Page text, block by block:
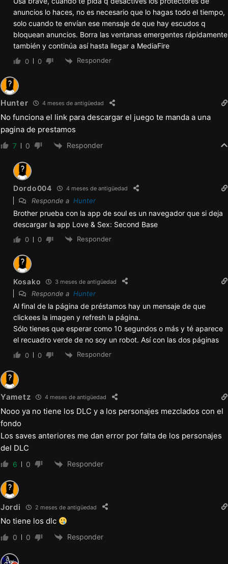
anuncios lo haces, no es necesario que lo hagas todo el tiempo,
solo cuando te envían ese mensaje de que hay escudos q
bloquean anuncios. Borra las ventanas emergentes rápidamente
también y continúa así hasta llegar a MediaFire
0 0 Responder
Hunter 4 meses de antigüedad
No funciona el link para descargar el juego te manda a una
pagina de prestamos
7 0 Responder
Dordo004 4 meses de antigüedad
Responde a Hunter
Brother prueba con la app de soul es un navegador que si deja
descargar la app Love & Sex: Second Base
0 0 Responder
Kosako 3 meses de antigüedad
Responde a Hunter
Al final de la página de préstamos hay un mensaje de que
clickees la imagen y refresh la página.
Sólo tienes que esperar como 10 segundos o más y té aparece
el recuadro verde de no soy un robot. Así con las dos páginas
0 0 Responder
Yametz 4 meses de antigüedad
Nooo ya no tiene los DLC y a los personajes mezclados con el
fondo
Los saves anteriores me dan error por falta de los personajes
del DLC
6 0 Responder
Jordi 2 meses de antigüedad
No tiene los dlc
0 0 Responder